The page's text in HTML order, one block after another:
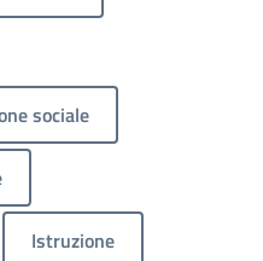
sociale
Istruzione